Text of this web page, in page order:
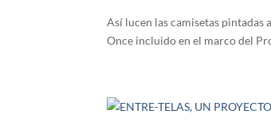
Así lucen las camisetas pintadas
Once incluido en el marco del